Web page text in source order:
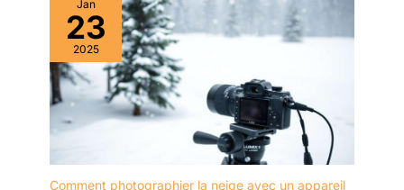
d'action HERO12 Black
Creator Edition étanche
HD 5,3 K, photos 27 MP,
diffusion en direct,
stabilisation avec
HERO12 Black, Volta
(poignée de batterie,
trépied, télécommande),
Jan
23
2025
Comment photographier la neige avec un appareil